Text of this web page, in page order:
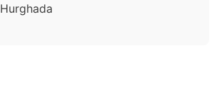
Hurghada